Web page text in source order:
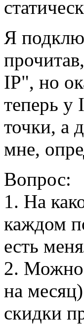
Я
IP", но
теперь у
точки, а
мне,
Вопрос:
1. На
каждом
есть
2. Можно
на
скидки